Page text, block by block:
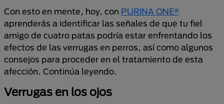
Con esto en mente, hoy, con PURINA ONE®
aprenderás a identificar las señales de que tu fiel
amigo de cuatro patas podría estar enfrentando los
efectos de las verrugas en perros, así como algunos
consejos para proceder en el tratamiento de esta
afección. Continúa leyendo.
Verrugas en los ojos